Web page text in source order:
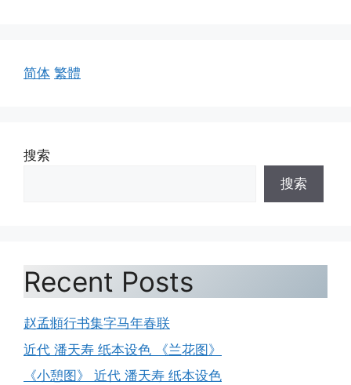
简体 繁體
搜索
搜索
Recent Posts
赵孟頫行书集字马年春联
近代 潘天寿 纸本设色 《兰花图》
《小憩图》 近代 潘天寿 纸本设色